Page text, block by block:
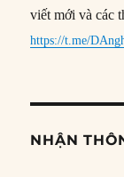
viết mới và các
https://t.me/
NHẬN